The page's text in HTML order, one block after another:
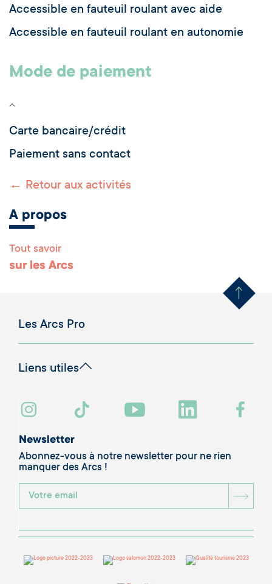
Accessible en fauteuil roulant avec aide
Accessible en fauteuil roulant en autonomie
Mode de paiement
Carte bancaire/crédit
Paiement sans contact
← Retour aux activités
A propos
Tout savoir
sur les Arcs Remonter
Les Arcs Pro
Liens utiles
Newsletter
Abonnez-vous à notre newsletter pour ne rien
manquer des Arcs !